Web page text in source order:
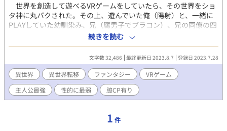
世界を創造して遊べるVRゲームをしていたら、その世界をショ
タ神に丸パクされた。その上、遊んでいた俺（陽射）と、一緒に
PLAYしていた幼馴染み、兄（腐男子でブラコン）、兄の同僚の四
人の魂までパク……コピーされたらしい。魂の器が二カ所にある
と世界が矛盾するから、現代日本側の存在を消去した……だ
と？ あれ？ 世界を創る【神様モード】のボタンが残っている
んだけど……？※VRゲームからの異世界転移（一方通行）、脇
CP（同僚×兄）有りの主人公最強（性的に最弱）系のファンタジ
ーです。主人公は異世界現地人（？）と恋をします。一日一話～
更新が目標です。
続きを読む
文字数 32,486 最終更新日 2023.8.7 登録日 2023.7.28
異世界 異世界転移 ファンタジー
VRゲーム
主人公最強
性的に最弱 脇CP有り
1 件